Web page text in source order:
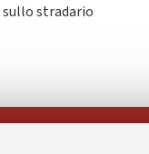
sullo stradario